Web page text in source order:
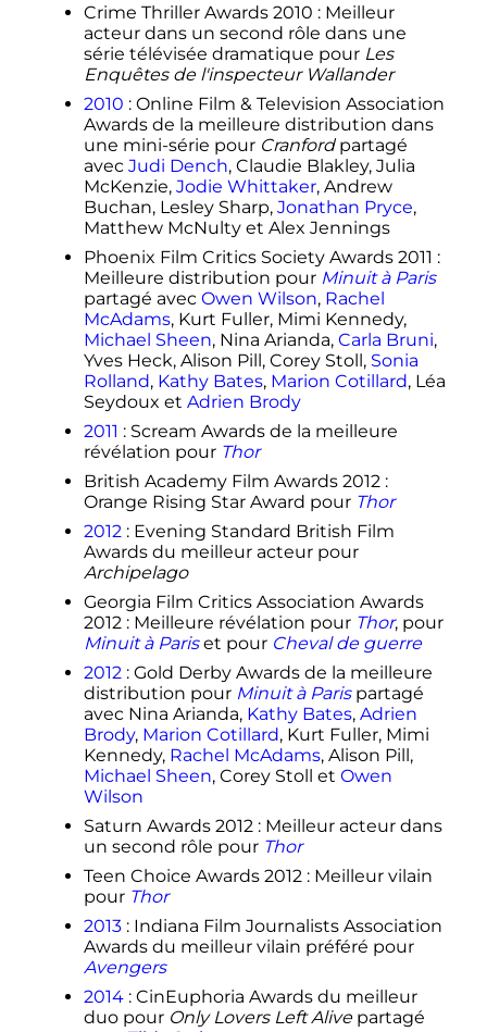
Crime Thriller Awards 2010 : Meilleur
acteur dans un second rôle dans une
série télévisée dramatique pour Les
Enquêtes de l'inspecteur Wallander
2010 : Online Film & Television Association
Awards de la meilleure distribution dans
une mini-série pour Cranfordpartagé
avec Judi Dench, Claudie Blakley, Julia
McKenzie, Jodie Whittaker, Andrew
Buchan, Lesley Sharp, Jonathan Pryce,
Matthew McNulty et Alex Jennings
Phoenix Film Critics Society Awards 2011 :
Meilleure distribution pour Minuit à Paris
partagé avec Owen Wilson, Rachel
McAdams, Kurt Fuller, Mimi Kennedy,
Michael Sheen, Nina Arianda, Carla Bruni,
Yves Heck, Alison Pill, Corey Stoll, Sonia
Rolland, Kathy Bates, Marion Cotillard, Léa
Seydoux et Adrien Brody
2011 : Scream Awards de la meilleure
révélation pour Thor
British Academy Film Awards 2012 :
Orange Rising Star Award pour Thor
2012 : Evening Standard British Film
Awards du meilleur acteur pour
Archipelago
Georgia Film Critics Association Awards
2012 : Meilleure révélation pour Thor, pour
Minuit à Pariset pour Cheval de guerre
2012 : Gold Derby Awards de la meilleure
distribution pour Minuit à Parispartagé
avec Nina Arianda, Kathy Bates, Adrien
Brody, Marion Cotillard, Kurt Fuller, Mimi
Kennedy, Rachel McAdams, Alison Pill,
Michael Sheen, Corey Stoll et Owen
Wilson
Saturn Awards 2012 : Meilleur acteur dans
un second rôle pour Thor
Teen Choice Awards 2012 : Meilleur vilain
pour Thor
2013 : Indiana Film Journalists Association
Awards du meilleur vilain préféré pour
Avengers
2014 : CinEuphoria Awards du meilleur
duo pour Only Lovers Left Alivepartagé